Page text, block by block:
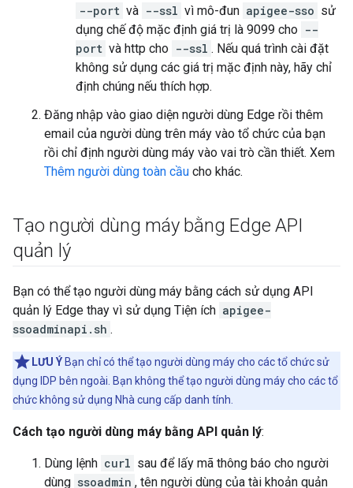
--port và --ssl vì mô-đun apigee-sso sử
dụng chế độ mặc định giá trị là 9099 cho --
port và http cho --ssl . Nếu quá trình cài đặt
không sử dụng các giá trị mặc định này, hãy chỉ
định chúng nếu thích hợp.
Đăng nhập vào giao diện người dùng Edge rồi thêm
email của người dùng trên máy vào tổ chức của bạn
rồi chỉ định người dùng máy vào vai trò cần thiết. Xem
Thêm người dùng toàn cầu cho khác.
Tạo người dùng máy bằng Edge API
quản lý
Bạn có thể tạo người dùng máy bằng cách sử dụng API
quản lý Edge thay vì sử dụng Tiện ích apigee-
ssoadminapi.sh .
LƯU Ý Bạn chỉ có thể tạo người dùng máy cho các tổ chức sử
dụng IDP bên ngoài. Bạn không thể tạo người dùng máy cho các tổ
chức không sử dụng Nhà cung cấp danh tính.
Cách tạo người dùng máy bằng API quản lý:
Dùng lệnh curl sau để lấy mã thông báo cho người
dùng ssoadmin , tên người dùng của tài khoản quản